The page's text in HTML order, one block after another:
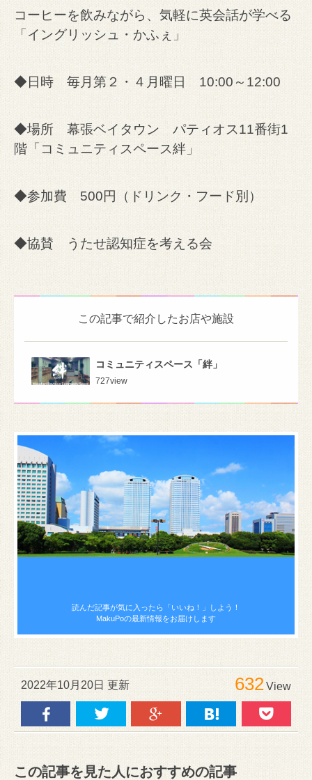
コーヒーを飲みながら、気軽に英会話が学べる
「イングリッシュ・かふぇ」
◆日時 毎月第２・４月曜日 10:00～12:00
◆場所 幕張ベイタウン パティオス11番街1
階「コミュニティスペース絆」
◆参加費 500円（ドリンク・フード別）
◆協賛 うたせ認知症を考える会
この記事で紹介したお店や施設
コミュニティスペース「絆」
727view
読んだ記事が気に入ったら 「いいね！」しよう！
MakuPoの最新情報をお届けします
2022年10月20日 更新 632View
この記事を見た人におすすめの記事